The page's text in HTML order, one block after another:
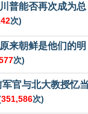
普能否再次成为总
次)
来朝鲜是他们的明
次)
官与北大教授忆当
351,586次)